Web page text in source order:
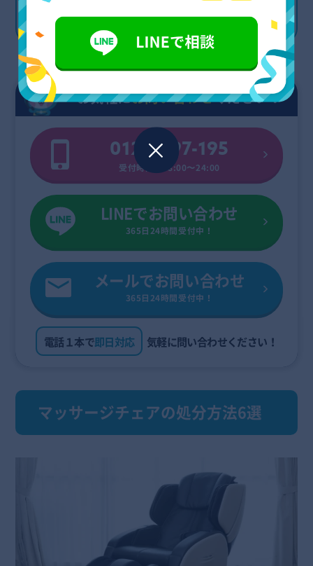
お気軽にお問い合わせください！
0120-697-195
受付時間：08:00〜24:00
LINEでお問い合わせ
365日24時間受付中！
メールでお問い合わせ
365日24時間受付中！
電話１本で即日対応 気軽に問い合わせください！
マッサージチェアの処分方法6選